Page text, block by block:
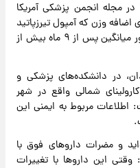
بر اساس مطالعه‌ای که در سال ۲۰۲۳ در مجله انجمن پزشکی آمریکا
اضافه وزن که آمپول تیرزپاتید
با نام تجاری (زپباند) تزریق کردند، به طور میانگین پس از ۹ ماه بیش از
در دانشکده‌های پزشکی و
شمالی واقع در شهر
مربوط به ایمنی این
و مضرات داروهای فوق با
این داروها با تغییرات